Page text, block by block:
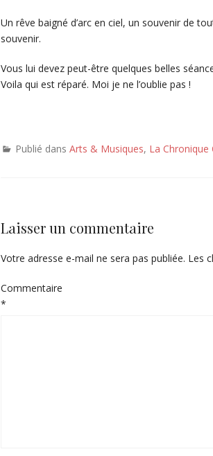
Un rêve baigné d’arc en ciel, un souvenir de
souvenir.
Vous lui devez peut-être quelques belles
Voila qui est réparé. Moi je ne l’oublie pas !
Publié dans Arts & Musiques, La Chronique
Laisser un commentaire
Votre adresse e-mail ne sera pas publiée. Les
Commentaire
*